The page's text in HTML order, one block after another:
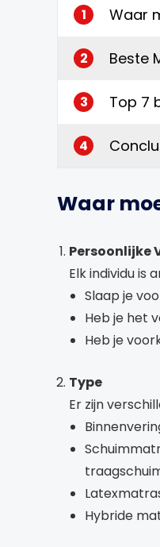
1 Waar
2 Beste
3 Top 7
4
Waar
Persoonlijke
Elk individu is
Slaap je
Heb je het
Heb je
Type
Er zijn
Hybride